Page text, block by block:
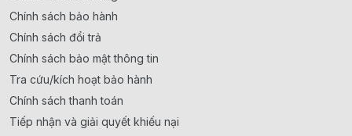
Chính sách bảo hành
Chính sách đổi trả
Chính sách bảo mật thông tin
Tra cứu/kích hoạt bảo hành
Chính sách thanh toán
Tiếp nhận và giải quyết khiếu nại